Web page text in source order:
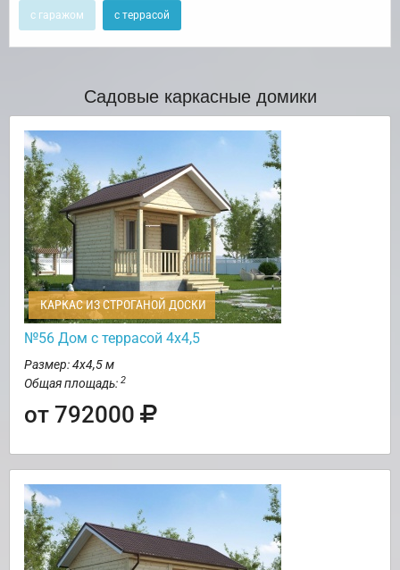
с гаражом с террасой
Садовые каркасные домики
КАРКАС ИЗ СТРОГАНОЙ ДОСКИ
№56 Дом с террасой 4х4,5
Размер: 4х4,5 м
Общая площадь: 2
от 792000